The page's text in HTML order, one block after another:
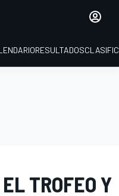
RESULTADOS
TROFEO Y